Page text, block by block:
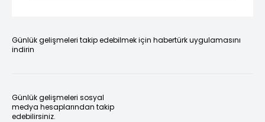
Günlük gelişmeleri takip edebilmek için habertürk uygulamasını
indirin
Günlük gelişmeleri sosyal
medya hesaplarından takip
edebilirsiniz.